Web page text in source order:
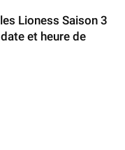
Lioness Saison 3
et heure de